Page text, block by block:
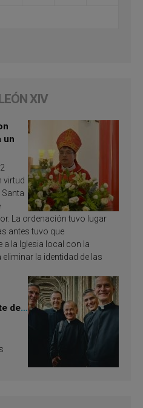
XIV
un
virtud
Santa
La ordenación tuvo lugar
antes tuvo que
la Iglesia local con la
la identidad de las
de